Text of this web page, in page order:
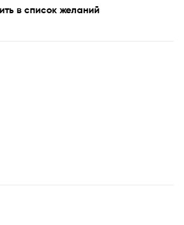
в список желаний